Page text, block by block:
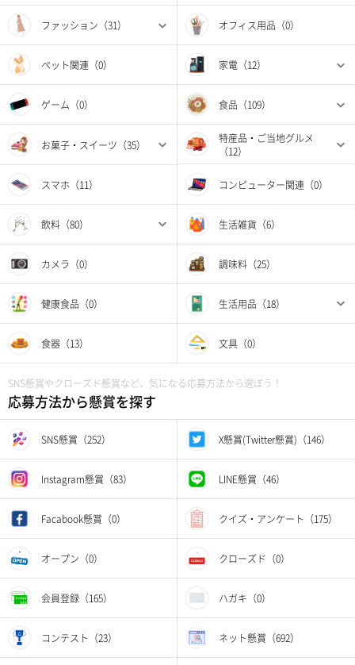
ファッション（31） オフィス用品（0）
ペット関連（0） 家電（12）
ゲーム（0） 食品（109）
お菓子・スイーツ（35）
特産品・ご当地グルメ
（12）
スマホ（11） コンピューター関連（0）
飲料（80） 生活雑貨（6）
カメラ（0） 調味料（25）
健康食品（0） 生活用品（18）
食器（13） 文具（0）
SNS懸賞やクローズド懸賞など、気になる応募方法から選ぼう！
応募方法から懸賞を探す
SNS懸賞（252） X懸賞(Twitter懸賞)（146）
Instagram懸賞（83） LINE懸賞（46）
Facabook懸賞（0） クイズ・アンケート（175）
オープン（0） クローズド（0）
会員登録（165） ハガキ（0）
コンテスト（23） ネット懸賞（692）